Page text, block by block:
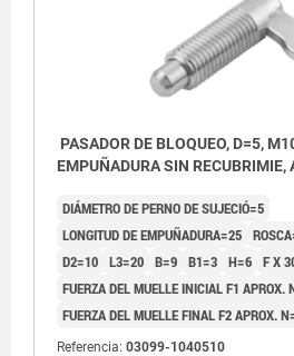
PASADOR DE BLOQUEO, D=5,
EMPUÑADURA SIN RECUBRIMIE,
DIÁMETRO DE PERNO DE SUJECIÓ=5
LONGITUD DE EMPUÑADURA=25
D2=10 L3=20 B=9 B1=3 H=6 F X
FUERZA DEL MUELLE INICIAL F1 APROX.
FUERZA DEL MUELLE FINAL F2 APROX.
Referencia: 03099-1040510